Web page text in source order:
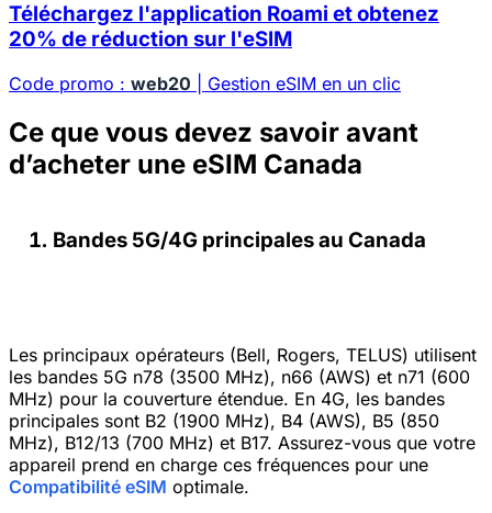
Téléchargez l'application Roami et obtenez
20% de réduction sur l'eSIM
Code promo : web20 | Gestion eSIM en un clic
Ce que vous devez savoir avant
d’acheter une eSIM Canada
Bandes 5G/4G principales au Canada
Les principaux opérateurs (Bell, Rogers, TELUS) utilisent
les bandes 5G n78 (3500 MHz), n66 (AWS) et n71 (600
MHz) pour la couverture étendue. En 4G, les bandes
principales sont B2 (1900 MHz), B4 (AWS), B5 (850
MHz), B12/13 (700 MHz) et B17. Assurez-vous que votre
appareil prend en charge ces fréquences pour une
Compatibilité eSIM optimale.